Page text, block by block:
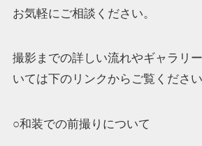
お気軽にご相談ください。
撮影までの詳しい流れやギャラリ
いては下のリンクからご覧ください
○和装での前撮りについて